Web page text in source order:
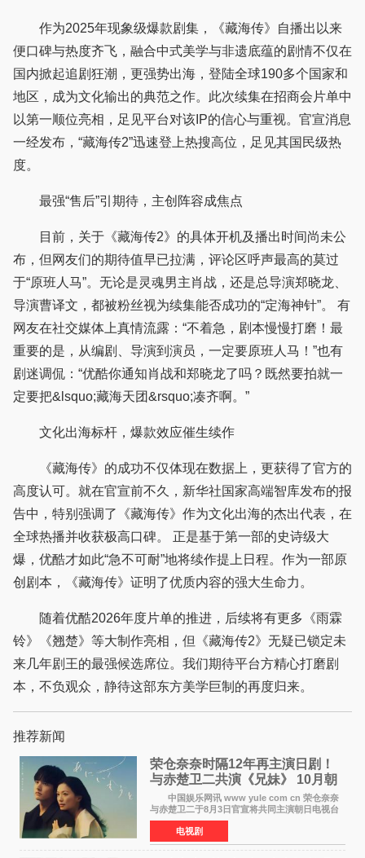
作为2025年现象级爆款剧集，《藏海传》自播出以来
便口碑与热度齐飞，融合中式美学与非遗底蕴的剧情不仅在
国内掀起追剧狂潮，更强势出海，登陆全球190多个国家和
地区，成为文化输出的典范之作。此次续集在招商会片单中
以第一顺位亮相，足见平台对该IP的信心与重视。官宣消息
一经发布，“藏海传2”迅速登上热搜高位，足见其国民级热
度。
最强“售后”引期待，主创阵容成焦点
目前，关于《藏海传2》的具体开机及播出时间尚未公
布，但网友们的期待值早已拉满，评论区呼声最高的莫过
于“原班人马”。无论是灵魂男主肖战，还是总导演郑晓龙、
导演曹译文，都被粉丝视为续集能否成功的“定海神针”。 有
网友在社交媒体上真情流露：“不着急，剧本慢慢打磨！最
重要的是，从编剧、导演到演员，一定要原班人马！”也有
剧迷调侃：“优酷你通知肖战和郑晓龙了吗？既然要拍就一
定要把&lsquo;藏海天团&rsquo;凑齐啊。”
文化出海标杆，爆款效应催生续作
《藏海传》的成功不仅体现在数据上，更获得了官方的
高度认可。就在官宣前不久，新华社国家高端智库发布的报
告中，特别强调了《藏海传》作为文化出海的杰出代表，在
全球热播并收获极高口碑。 正是基于第一部的史诗级大
爆，优酷才如此“急不可耐”地将续作提上日程。作为一部原
创剧本，《藏海传》证明了优质内容的强大生命力。
随着优酷2026年度片单的推进，后续将有更多《雨霖
铃》《翘楚》等大制作亮相，但《藏海传2》无疑已锁定未
来几年剧王的最强候选席位。我们期待平台方精心打磨剧
本，不负观众，静待这部东方美学巨制的再度归来。
推荐新闻
荣仓奈奈时隔12年再主演日剧！
与赤楚卫二共演《兄妹》 10月朝
日新档开播
中国娱乐网讯 www yule com cn 荣仓奈奈
与赤楚卫二于8月3日官宣将共同主演朝日电视台
日剧《兄妹》（10月开播，每周六晚10点播
出）。这也是荣仓奈奈继TBS剧集《为了N》之
后，暌违12年再度担
电视剧